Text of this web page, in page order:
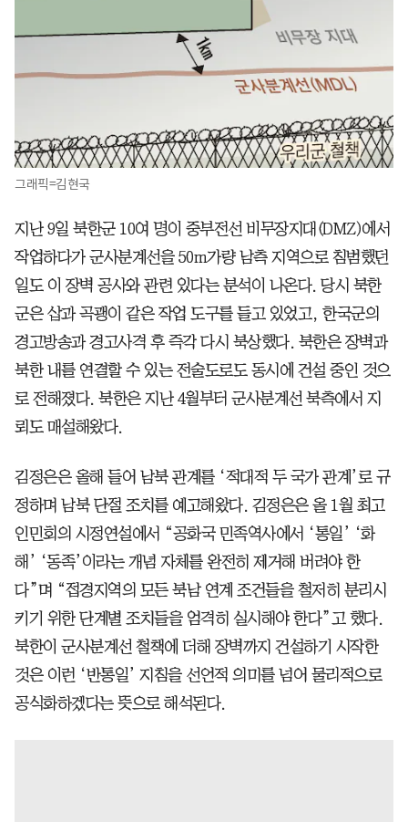
그래픽=김현국
지난 9일 북한군 10여 명이 중부전선 비무장지대(DMZ)에서
작업하다가 군사분계선을 50m가량 남측 지역으로 침범했던
일도 이 장벽 공사와 관련 있다는 분석이 나온다. 당시 북한
군은 삽과 곡괭이 같은 작업 도구를 들고 있었고, 한국군의
경고방송과 경고사격 후 즉각 다시 북상했다. 북한은 장벽과
북한 내를 연결할 수 있는 전술도로도 동시에 건설 중인 것으
로 전해졌다. 북한은 지난 4월부터 군사분계선 북측에서 지
뢰도 매설해왔다.
김정은은 올해 들어 남북 관계를 ‘적대적 두 국가 관계’로 규
정하며 남북 단절 조치를 예고해왔다. 김정은은 올 1월 최고
인민회의 시정연설에서 “공화국 민족역사에서 ‘통일’ ‘화
해’ ‘동족’이라는 개념 자체를 완전히 제거해 버려야 한
다”며 “접경지역의 모든 북남 연계 조건들을 철저히 분리시
키기 위한 단계별 조치들을 엄격히 실시해야 한다”고 했다.
북한이 군사분계선 철책에 더해 장벽까지 건설하기 시작한
것은 이런 ‘반통일’ 지침을 선언적 의미를 넘어 물리적으로
공식화하겠다는 뜻으로 해석된다.